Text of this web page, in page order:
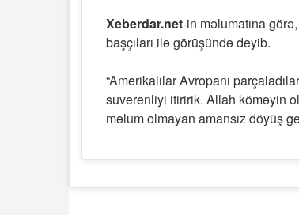
Xeberdar.net-in məlumatına
başçıları ilə görüşündə deyib.
“Amerikalılar Avropanı
suverenliyi itiririk. Allah köməyin
məlum olmayan amansız döyüş